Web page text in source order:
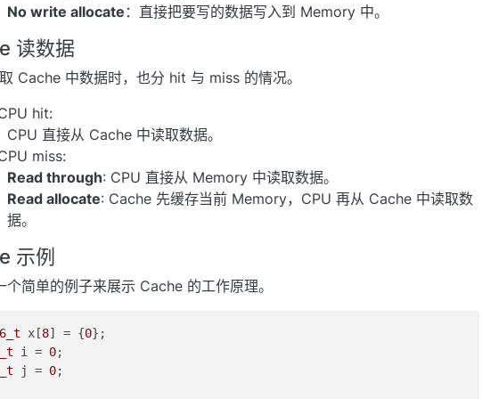
No write allocate ：直接把要写的数据写入到 Memory 中。
读数据
Cache 中数据时，也分 hit 与 miss 的情况。
hit:
CPU 直接从 Cache 中读取数据。
miss:
Read through: CPU 直接从 Memory 中读取数据。
Read allocate: Cache 先缓存当前 Memory，CPU 再从 Cache 中读取数
据。
示例
个简单的例子来展示 Cache 的工作原理。
x[8] = {0
i = 0
j = 0;